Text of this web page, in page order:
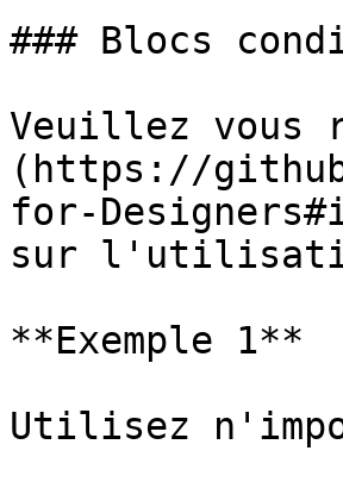
### Blocs
Veuillez vous
(https://
for-
sur
**Exemple 1**
Utilisez